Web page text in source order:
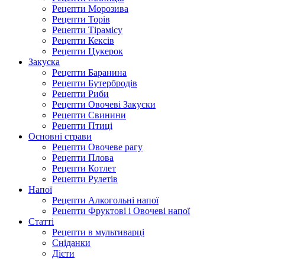
Рецепти Морозива
Рецепти Торів
Рецепти Тірамісу
Рецепти Кексів
Рецепти Цукерок
Закуска
Рецепти Баранина
Рецепти Бутербродів
Рецепти Риби
Рецепти Овочеві Закуски
Рецепти Свинини
Рецепти Птиці
Основні страви
Рецепти Овочеве рагу
Рецепти Плова
Рецепти Котлет
Рецепти Рулетів
Напої
Рецепти Алкогольні напої
Рецепти Фруктові і Овочеві напої
Статті
Рецепти в мультиварці
Сніданки
Дієти